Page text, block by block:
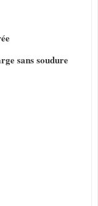
sans soudure